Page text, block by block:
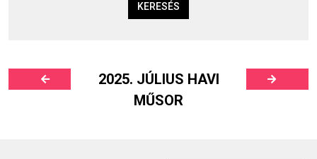
KERESÉS
2025. JÚLIUS HAVI
MŰSOR